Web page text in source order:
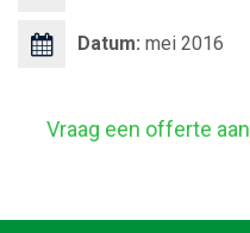
Datum: mei 2016
Vraag een offerte aan